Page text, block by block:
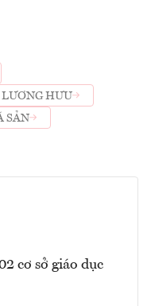
LƯƠNG HƯU
SẢN
cơ sở giáo dục